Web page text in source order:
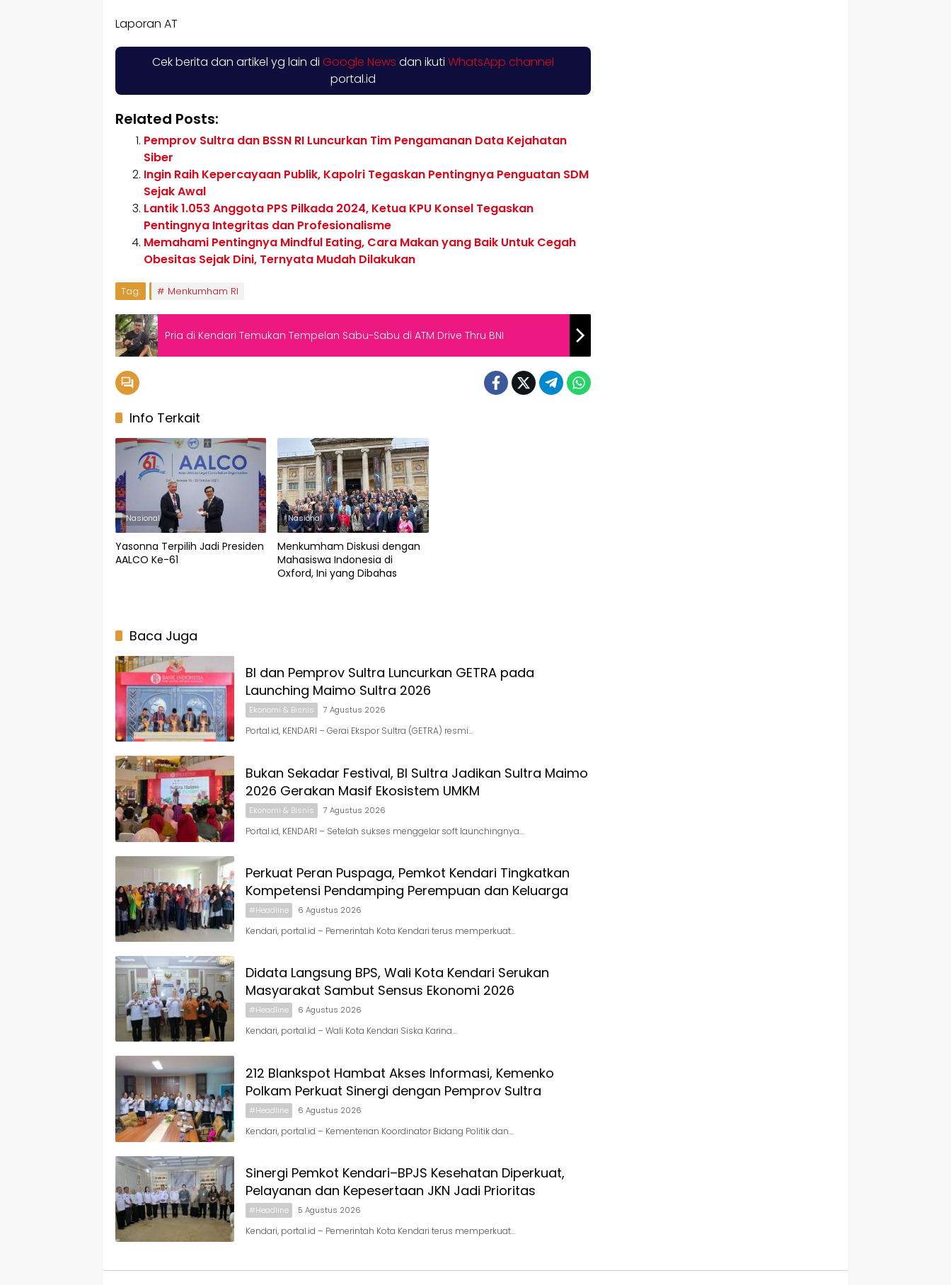
Laporan AT
Cek berita dan artikel yg lain di Google News dan ikuti WhatsApp channel
portal.id
Related Posts:
Pemprov Sultra dan BSSN RI Luncurkan Tim Pengamanan Data Kejahatan
Siber
Ingin Raih Kepercayaan Publik, Kapolri Tegaskan Pentingnya Penguatan SDM
Sejak Awal
Lantik 1.053 Anggota PPS Pilkada 2024, Ketua KPU Konsel Tegaskan
Pentingnya Integritas dan Profesionalisme
Memahami Pentingnya Mindful Eating, Cara Makan yang Baik Untuk Cegah
Obesitas Sejak Dini, Ternyata Mudah Dilakukan
Tag: Menkumham RI
Pria di Kendari Temukan Tempelan Sabu-Sabu di ATM Drive Thru BNI
Info Terkait
Nasional
Yasonna Terpilih Jadi Presiden
AALCO Ke-61
Nasional
Menkumham Diskusi dengan
Mahasiswa Indonesia di
Oxford, Ini yang Dibahas
Baca Juga
BI dan Pemprov Sultra Luncurkan GETRA pada
Launching Maimo Sultra 2026
Ekonomi & Bisnis 7 Agustus 2026
Portal.id, KENDARI – Gerai Ekspor Sultra (GETRA) resmi…
Bukan Sekadar Festival, BI Sultra Jadikan Sultra Maimo
2026 Gerakan Masif Ekosistem UMKM
Ekonomi & Bisnis 7 Agustus 2026
Portal.id, KENDARI – Setelah sukses menggelar soft launchingnya…
Perkuat Peran Puspaga, Pemkot Kendari Tingkatkan
Kompetensi Pendamping Perempuan dan Keluarga
#Headline 6 Agustus 2026
Kendari, portal.id – Pemerintah Kota Kendari terus memperkuat…
Didata Langsung BPS, Wali Kota Kendari Serukan
Masyarakat Sambut Sensus Ekonomi 2026
#Headline 6 Agustus 2026
Kendari, portal.id – Wali Kota Kendari Siska Karina…
212 Blankspot Hambat Akses Informasi, Kemenko
Polkam Perkuat Sinergi dengan Pemprov Sultra
#Headline 6 Agustus 2026
Kendari, portal.id – Kementerian Koordinator Bidang Politik dan…
Sinergi Pemkot Kendari–BPJS Kesehatan Diperkuat,
Pelayanan dan Kepesertaan JKN Jadi Prioritas
#Headline 5 Agustus 2026
Kendari, portal.id – Pemerintah Kota Kendari terus memperkuat…